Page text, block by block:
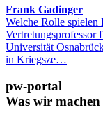
Frank Gadinger
Welche Rolle spielen
Vertretungsprofessor
Universität
in Kriegsze…
pw-portal
Was wir